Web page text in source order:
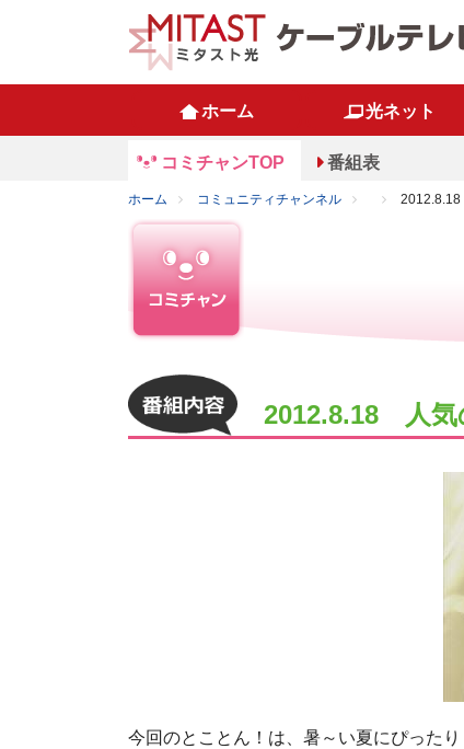
ホーム 光ネット
コミチャンTOP 番組表
ホーム コミュニティチャンネル 2012.8.18
2012.8.18 人気
今回のとことん！は、暑～い夏にぴった